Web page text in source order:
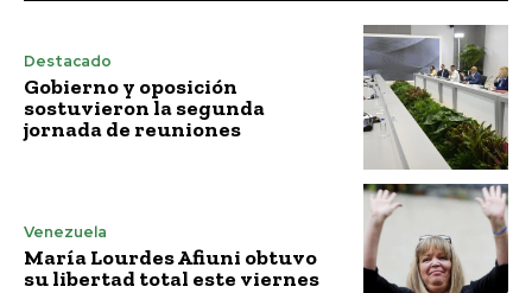
Destacado
Gobierno y oposición
sostuvieron la segunda
jornada de reuniones
Venezuela
María Lourdes Afiuni obtuvo
su libertad total este viernes